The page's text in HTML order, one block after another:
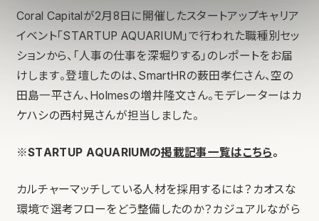
Coral Capitalが2月8日に開催したスタートアップキャリア
イベント「STARTUP AQUARIUM」で行われた職種別セッ
ションから、「人事の仕事を深堀りする」のレポートをお届
けします。登壇したのは、SmartHRの薮田孝仁さん、空の
田島一平さん、Holmesの増井隆文さん。モデレーターはカ
ケハシの西村晃さんが担当しました。
※STARTUP AQUARIUMの掲載記事一覧はこちら。
カルチャーマッチしている人材を採用するには？カオスな
環境で選考フローをどう整備したのか？カジュアルながら